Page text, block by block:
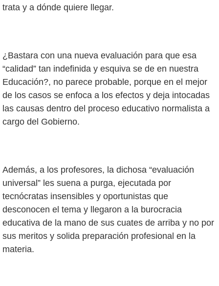
trata y a dónde quiere llegar.
¿Bastara con una nueva evaluación para que esa
“calidad” tan indefinida y esquiva se de en nuestra
Educación?, no parece probable, porque en el mejor
de los casos se enfoca a los efectos y deja intocadas
las causas dentro del proceso educativo normalista a
cargo del Gobierno.
Además, a los profesores, la dichosa “evaluación
universal” les suena a purga, ejecutada por
tecnócratas insensibles y oportunistas que
desconocen el tema y llegaron a la burocracia
educativa de la mano de sus cuates de arriba y no por
sus meritos y solida preparación profesional en la
materia.